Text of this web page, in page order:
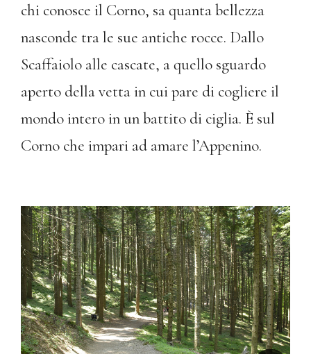
chi conosce il Corno, sa quanta bellezza
nasconde tra le sue antiche rocce. Dallo
Scaffaiolo alle cascate, a quello sguardo
aperto della vetta in cui pare di cogliere il
mondo intero in un battito di ciglia. È sul
Corno che impari ad amare l’Appenino.